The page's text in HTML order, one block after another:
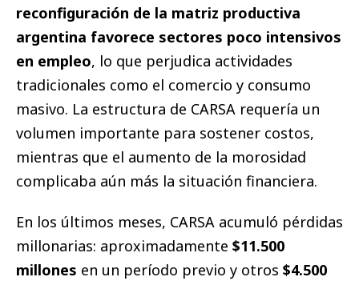
reconfiguración de la matriz productiva
argentina favorece sectores poco intensivos
en empleo, lo que perjudica actividades
tradicionales como el comercio y consumo
masivo. La estructura de CARSA requería un
volumen importante para sostener costos,
mientras que el aumento de la morosidad
complicaba aún más la situación financiera.
En los últimos meses, CARSA acumuló pérdidas
millonarias: aproximadamente $11.500
millones en un período previo y otros $4.500